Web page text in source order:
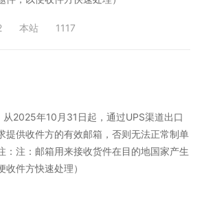
本站 1117
2025年10月31日起，通过UPS渠道出口
提供收件方的有效邮箱，否则无法正常制单
：注：邮箱用来接收货件在目的地国家产生
件方快速处理）